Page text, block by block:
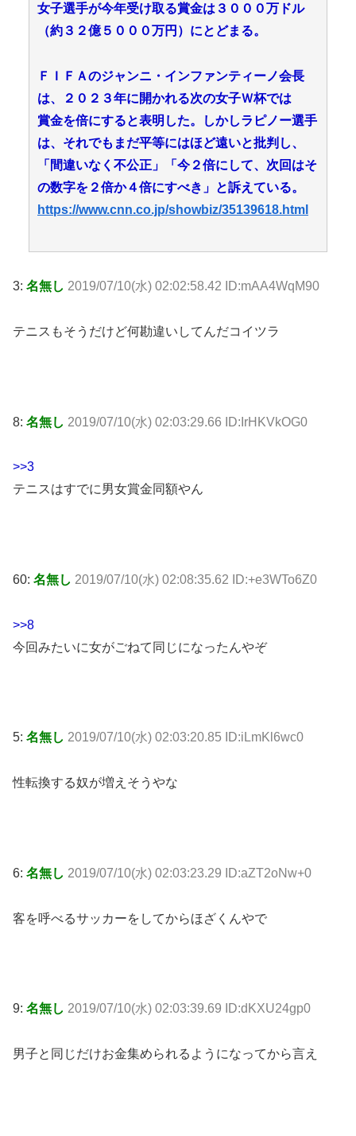
女子選手が今年受け取る賞金は３０００万ドル
（約３２億５０００万円）にとどまる。
ＦＩＦＡのジャンニ・インファンティーノ会長
は、２０２３年に開かれる次の女子Ｗ杯では
賞金を倍にすると表明した。しかしラピノー選手
は、それでもまだ平等にはほど遠いと批判し、
「間違いなく不公正」「今２倍にして、次回はそ
の数字を２倍か４倍にすべき」と訴えている。
https://www.cnn.co.jp/showbiz/35139618.html
3: 名無し 2019/07/10(水) 02:02:58.42 ID:mAA4WqM90
テニスもそうだけど何勘違いしてんだコイツラ
8: 名無し 2019/07/10(水) 02:03:29.66 ID:IrHKVkOG0
>>3
テニスはすでに男女賞金同額やん
60: 名無し 2019/07/10(水) 02:08:35.62 ID:+e3WTo6Z0
>>8
今回みたいに女がごねて同じになったんやぞ
5: 名無し 2019/07/10(水) 02:03:20.85 ID:iLmKl6wc0
性転換する奴が増えそうやな
6: 名無し 2019/07/10(水) 02:03:23.29 ID:aZT2oNw+0
客を呼べるサッカーをしてからほざくんやで
9: 名無し 2019/07/10(水) 02:03:39.69 ID:dKXU24gp0
男子と同じだけお金集められるようになってから言え